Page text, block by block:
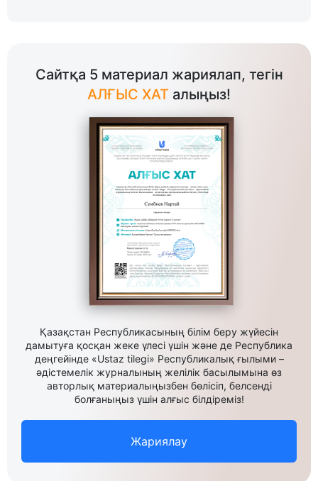
Сайтқа 5 материал жариялап, тегін
АЛҒЫС ХАТ алыңыз!
Қазақстан Республикасының білім беру жүйесін
дамытуға қосқан жеке үлесі үшін және де Республика
деңгейінде «Ustaz tilegi» Республикалық ғылыми –
әдістемелік журналының желілік басылымына өз
авторлық материалыңызбен бөлісіп, белсенді
болғаныңыз үшін алғыс білдіреміз!
Жариялау